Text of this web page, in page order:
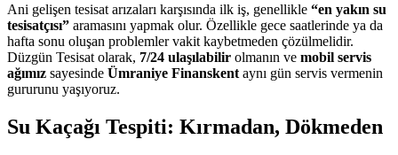
Ani gelişen tesisat arızaları karşısında ilk iş, genellikle “en yakın su
tesisatçısı” aramasını yapmak olur. Özellikle gece saatlerinde ya da
hafta sonu oluşan problemler vakit kaybetmeden çözülmelidir.
Düzgün Tesisat olarak, 7/24 ulaşılabilir olmanın ve mobil servis
ağımız sayesinde Ümraniye Finanskent aynı gün servis vermenin
gururunu yaşıyoruz.
Su Kaçağı Tespiti: Kırmadan, Dökmeden